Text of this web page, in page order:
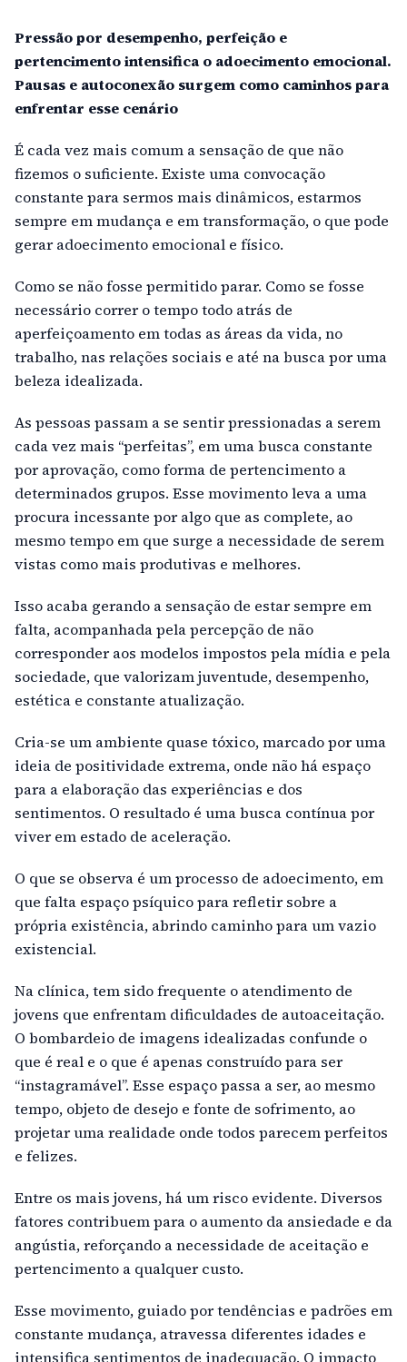
Pressão por desempenho, perfeição e
pertencimento intensifica o adoecimento emocional.
Pausas e autoconexão surgem como caminhos para
enfrentar esse cenário
É cada vez mais comum a sensação de que não
fizemos o suficiente. Existe uma convocação
constante para sermos mais dinâmicos, estarmos
sempre em mudança e em transformação, o que pode
gerar adoecimento emocional e físico.
Como se não fosse permitido parar. Como se fosse
necessário correr o tempo todo atrás de
aperfeiçoamento em todas as áreas da vida, no
trabalho, nas relações sociais e até na busca por uma
beleza idealizada.
As pessoas passam a se sentir pressionadas a serem
cada vez mais “perfeitas”, em uma busca constante
por aprovação, como forma de pertencimento a
determinados grupos. Esse movimento leva a uma
procura incessante por algo que as complete, ao
mesmo tempo em que surge a necessidade de serem
vistas como mais produtivas e melhores.
Isso acaba gerando a sensação de estar sempre em
falta, acompanhada pela percepção de não
corresponder aos modelos impostos pela mídia e pela
sociedade, que valorizam juventude, desempenho,
estética e constante atualização.
Cria-se um ambiente quase tóxico, marcado por uma
ideia de positividade extrema, onde não há espaço
para a elaboração das experiências e dos
sentimentos. O resultado é uma busca contínua por
viver em estado de aceleração.
O que se observa é um processo de adoecimento, em
que falta espaço psíquico para refletir sobre a
própria existência, abrindo caminho para um vazio
existencial.
Na clínica, tem sido frequente o atendimento de
jovens que enfrentam dificuldades de autoaceitação.
O bombardeio de imagens idealizadas confunde o
que é real e o que é apenas construído para ser
“instagramável”. Esse espaço passa a ser, ao mesmo
tempo, objeto de desejo e fonte de sofrimento, ao
projetar uma realidade onde todos parecem perfeitos
e felizes.
Entre os mais jovens, há um risco evidente. Diversos
fatores contribuem para o aumento da ansiedade e da
angústia, reforçando a necessidade de aceitação e
pertencimento a qualquer custo.
Esse movimento, guiado por tendências e padrões em
constante mudança, atravessa diferentes idades e
intensifica sentimentos de inadequação. O impacto